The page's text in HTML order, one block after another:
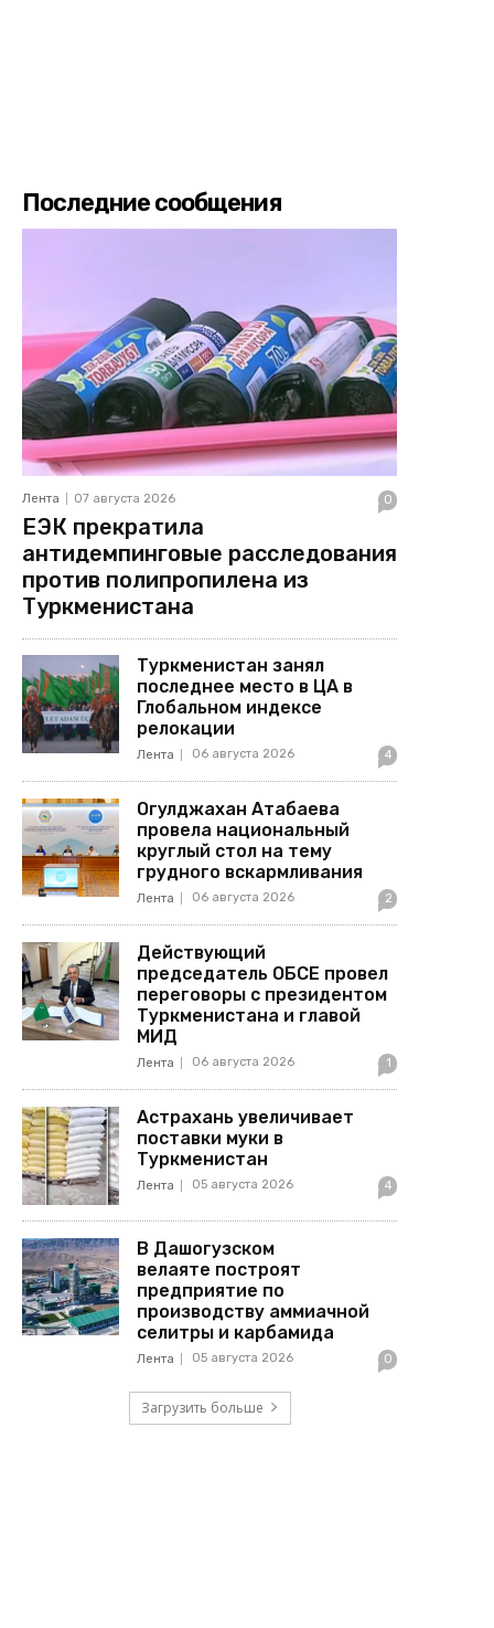
Последние сообщения
Лента 07 августа 2026 0
ЕЭК прекратила
антидемпинговые расследования
против полипропилена из
Туркменистана
Туркменистан занял
последнее место в ЦА в
Глобальном индексе
релокации
Лента 06 августа 2026 4
Огулджахан Атабаева
провела национальный
круглый стол на тему
грудного вскармливания
Лента 06 августа 2026 2
Действующий
председатель ОБСЕ провел
переговоры с президентом
Туркменистана и главой
МИД
Лента 06 августа 2026 1
Астрахань увеличивает
поставки муки в
Туркменистан
Лента 05 августа 2026 4
В Дашогузском
велаяте построят
предприятие по
производству аммиачной
селитры и карбамида
Лента 05 августа 2026 0
Загрузить больше